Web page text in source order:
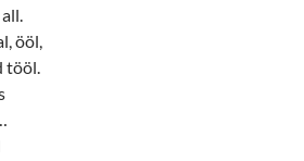
ööl,
tööl.